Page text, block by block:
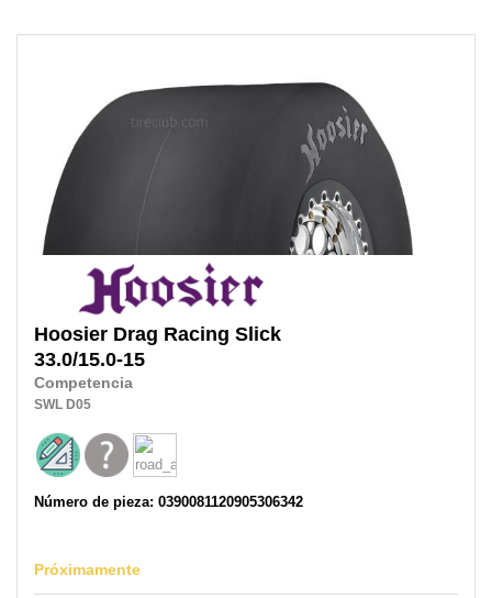
Hoosier Drag Racing Slick
33.0/15.0-15
Competencia
SWL D05
Número de pieza: 0390081120905306342
Próximamente